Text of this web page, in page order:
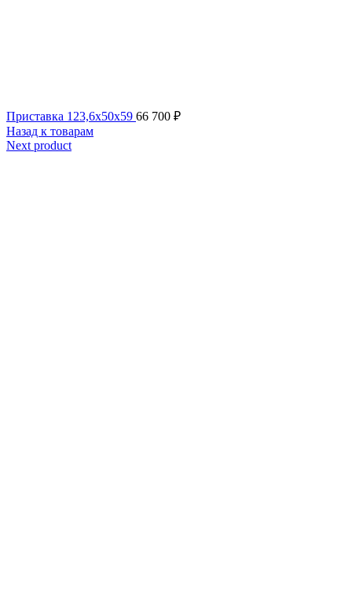
Приставка 123,6x50x59 66 700 ₽
Назад к товарам
Next product